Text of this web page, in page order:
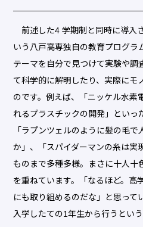
前述した4 学期制と同時に導入
いう八戸高専独自の教育プログラ
テーマを自分で見つけて実験や調
て科学的に解明したり、実際にモ
のです。例えば、「ニッケル水素
れるプラスチックの開発」といっ
「ラプンツェルのように髪の毛
か」、「スパイダーマンの糸は実
ものまで多種多様。まさに十人十
を重ねています。「なるほど。高
にも取り組めるのだな」と思っ
入学したての1年生から行うという